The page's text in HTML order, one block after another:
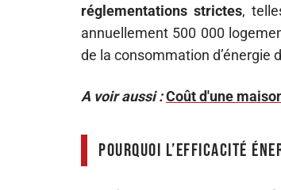
réglementations strictes,
annuellement 500 000
de la consommation d’énergie
A voir aussi :Coût d'une
Pourquoi l’efficacité